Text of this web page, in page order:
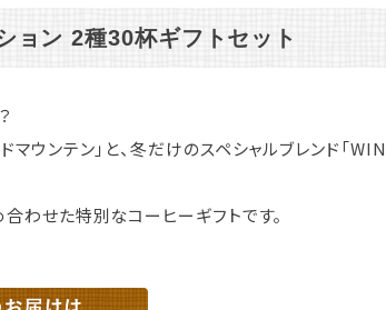
ョン 2種30杯ギフトセット
マウンテン」と、冬だけのスペシャルブレンド「
わせた特別なコーヒーギフトです。